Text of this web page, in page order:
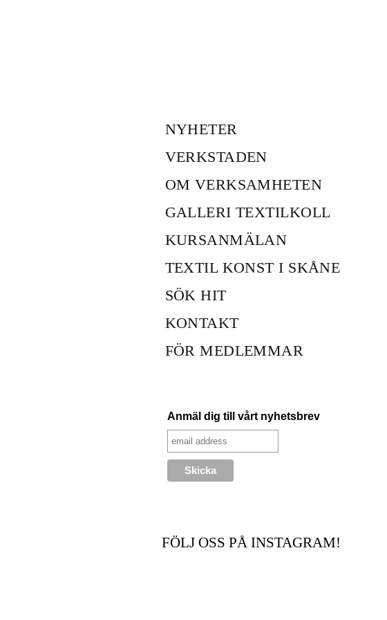
NYHETER
VERKSTADEN
OM VERKSAMHETEN
GALLERI TEXTILKOLL
KURSANMÄLAN
TEXTIL KONST I SKÅNE
SÖK HIT
KONTAKT
FÖR MEDLEMMAR
Anmäl dig till vårt nyhetsbrev
FÖLJ OSS PÅ INSTAGRAM!